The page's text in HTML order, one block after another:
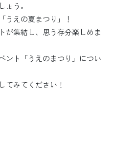
ょう。
うえの夏まつり」！
が集結し、思う存分楽しめま
ント「うえのまつり」につい
てみてください！